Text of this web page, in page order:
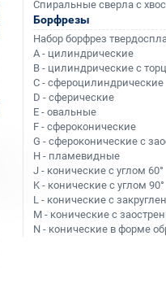
Спиральные сверла с
Борфрезы
Набор борфрез
A - цилиндрические
B - цилиндрические с
C - сфероцилиндрические
D - сферические
E - овальные
F - сфероконические
G - сфероконические с
H - пламевидные
J - конические с углом 60°
K - конические с углом 90°
L - конические с
M - конические с
N - конические в форме